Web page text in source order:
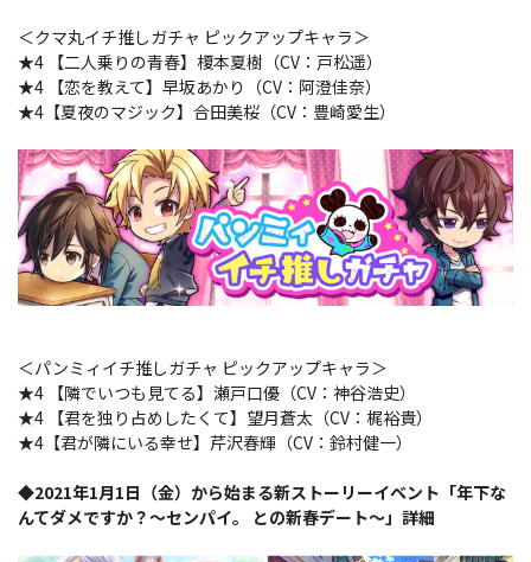
＜クマ丸イチ推しガチャ ピックアップキャラ＞
★4 【二人乗りの青春】榎本夏樹（CV：戸松遥）
★4 【恋を教えて】早坂あかり（CV：阿澄佳奈）
★4【夏夜のマジック】合田美桜（CV：豊崎愛生）
＜パンミィイチ推しガチャ ピックアップキャラ＞
★4 【隣でいつも見てる】瀬戸口優（CV：神谷浩史）
★4 【君を独り占めしたくて】望月蒼太（CV：梶裕貴）
★4【君が隣にいる幸せ】芹沢春輝（CV：鈴村健一）
◆2021年1月1日（金）から始まる新ストーリーイベント「年下な
んてダメですか？～センパイ。 との新春デート～」詳細